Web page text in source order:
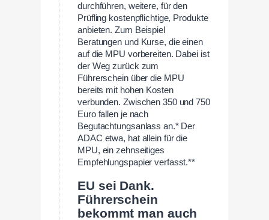
durchführen, weitere, für den
Prüfling kostenpflichtige, Produkte
anbieten. Zum Beispiel
Beratungen und Kurse, die einen
auf die MPU vorbereiten. Dabei ist
der Weg zurück zum
Führerschein über die MPU
bereits mit hohen Kosten
verbunden. Zwischen 350 und 750
Euro fallen je nach
Begutachtungsanlass an.* Der
ADAC etwa, hat allein für die
MPU, ein zehnseitiges
Empfehlungspapier verfasst.**
EU sei Dank.
Führerschein
bekommt man auch